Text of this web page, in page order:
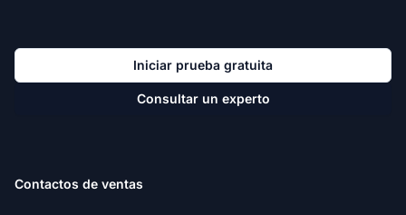
Iniciar prueba gratuita
Consultar un experto
Contactos de ventas